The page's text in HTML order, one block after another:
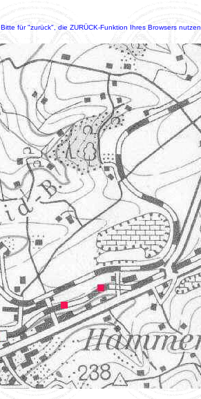
Bitte für "zurück", die ZURÜCK-Funktion Ihres Browsers nutzen.